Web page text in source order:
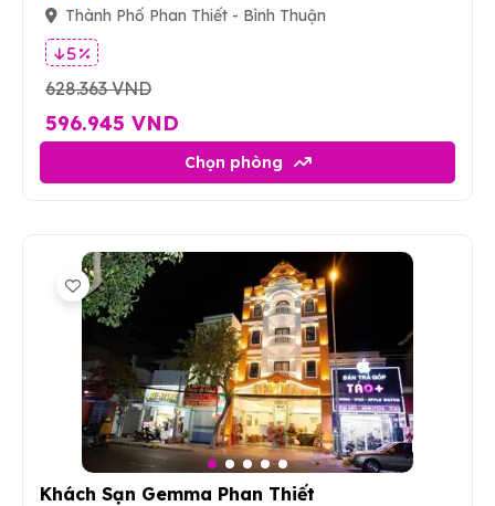
Thành Phố Phan Thiết - Bình Thuận
5 %
628.363 VND
596.945 VND
Chọn phòng
Khách Sạn Gemma Phan Thiết